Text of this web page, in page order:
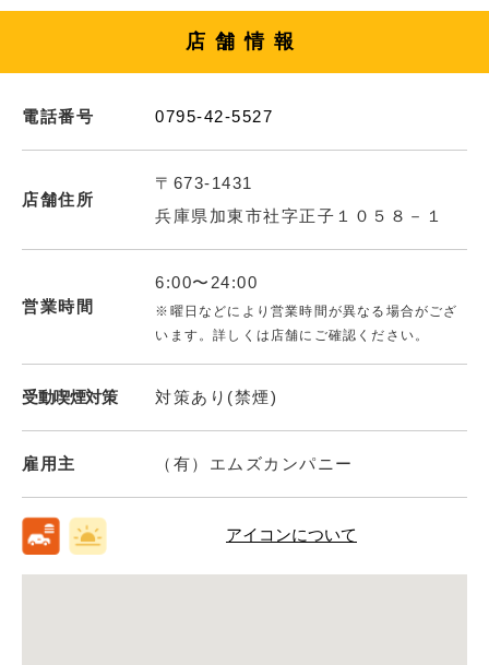
店舗情報
電話番号 0795-42-5527
店舗住所
〒673-1431
兵庫県加東市社字正子１０５８－１
営業時間
6:00〜24:00
※曜日などにより営業時間が異なる場合がござ
います。詳しくは店舗にご確認ください。
受動喫煙対策 対策あり(禁煙)
雇用主 （有）エムズカンパニー
アイコンについて